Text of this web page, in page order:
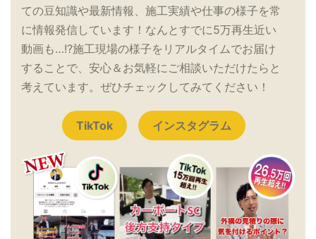
ての豆知識や最新情報、施工実績や仕事の様子を常
に情報発信しています！なんとすでに5万再生近い
動画も…!?施工現場の様子をリアルタイムでお届け
することで、安心＆お気軽にご相談いただけたらと
考えています。ぜひチェックしてみてください！
TikTok インスタグラム